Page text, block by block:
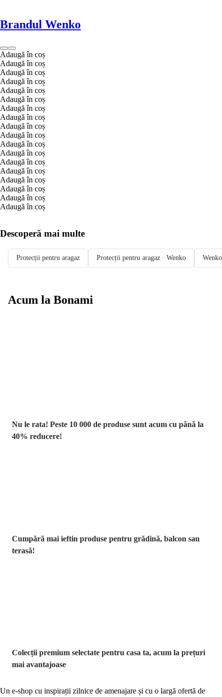
Brandul Wenko
Adaugă în coș
Adaugă în coș
Adaugă în coș
Adaugă în coș
Adaugă în coș
Adaugă în coș
Adaugă în coș
Adaugă în coș
Adaugă în coș
Adaugă în coș
Adaugă în coș
Adaugă în coș
Adaugă în coș
Adaugă în coș
Adaugă în coș
Adaugă în coș
Adaugă în coș
Adaugă în coș
Descoperă mai multe
Protecții pentru aragaz Protecții pentru aragaz · Wenko Wenko
Acum la Bonami
Nu le rata! Peste 10 000 de produse sunt acum cu până la
40% reducere!
Cumpără mai ieftin produse pentru grădină, balcon sau
terasă!
Colecții premium selectate pentru casa ta, acum la prețuri
mai avantajoase
Un e-shop cu inspirații zilnice de amenajare și cu o largă ofertă de